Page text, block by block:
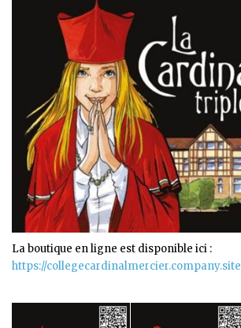
La boutique en ligne est disponible ici :
https://collegecardinalmercier.company.site